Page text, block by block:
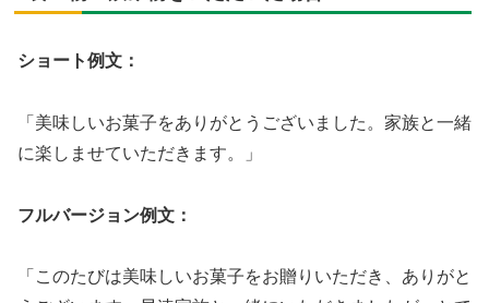
ショート例文：
「美味しいお菓子をありがとうございました。家族と一緒
に楽しませていただきます。」
フルバージョン例文：
「このたびは美味しいお菓子をお贈りいただき、ありがと